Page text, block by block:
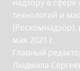
надзору в
технологий и
мая 2021 г.
Главный
Людмила